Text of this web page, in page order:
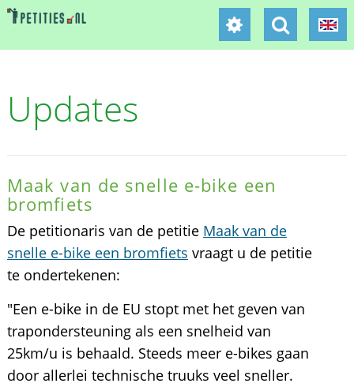
Updates
Maak van de snelle e-bike een
bromfiets
De petitionaris van de petitie Maak van de
snelle e-bike een bromfiets vraagt u de petitie
te ondertekenen:
"Een e-bike in de EU stopt met het geven van
trapondersteuning als een snelheid van
25km/u is behaald. Steeds meer e-bikes gaan
door allerlei technische truuks veel sneller.